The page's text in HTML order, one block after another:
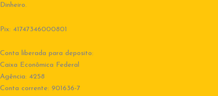
Dinheiro.
Pix: 41747346000801
Conta liberada para deposito:
Caixa Econômica Federal
Agência: 4258
Conta corrente: 901636-7